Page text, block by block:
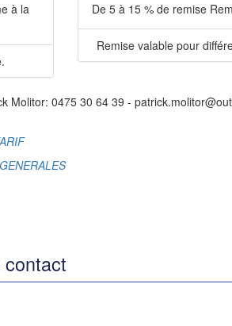
à la
De 5 à 15 % de remise
Remise valable pour
Molitor: 0475 30 64 39 -